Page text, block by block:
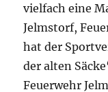
vielfach eine
Jelmstorf,
hat der
der alten
Feuerwehr